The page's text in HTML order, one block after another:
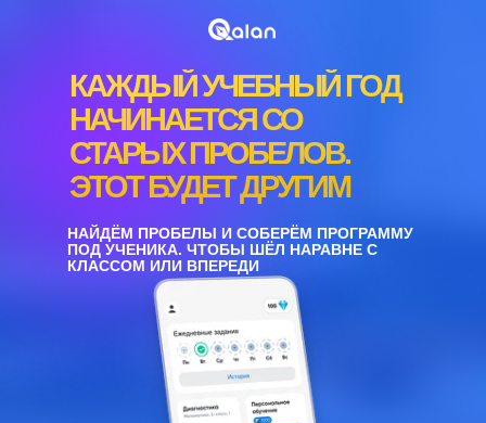
КАЖДЫЙ УЧЕБНЫЙ ГОД
НАЧИНАЕТСЯ СО
СТАРЫХ ПРОБЕЛОВ.
ЭТОТ БУДЕТ ДРУГИМ
НАЙДЁМ ПРОБЕЛЫ И СОБЕРЁМ ПРОГРАММУ
ПОД УЧЕНИКА. ЧТОБЫ ШЁЛ НАРАВНЕ С
КЛАССОМ ИЛИ ВПЕРЕДИ